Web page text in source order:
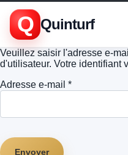
Q Quinturf
Veuillez saisir l'adresse e-
d'utilisateur. Votre identifiant
Adresse e-mail *
Envoyer